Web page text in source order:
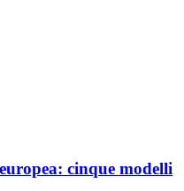
cinque modelli